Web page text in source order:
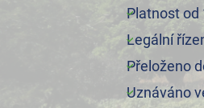
Platnost od
Legální
Přeloženo
Uznáváno